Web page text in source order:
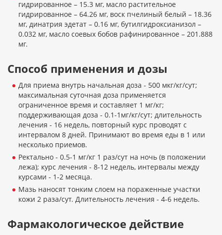
гидрированное – 15.3 мг, масло растительное
гидрированное – 64.26 мг, воск пчелиный белый – 18.36
мг, динатрия эдетат – 0.16 мг, бутилгидроксианизол –
0.032 мг, масло соевых бобов рафинированное – 201.888
мг.
Способ применения и дозы
Для приема внутрь начальная доза - 500 мкг/кг/сут;
максимальная суточная доза применяется
ограниченное время и составляет 1 мг/кг;
поддерживающая доза - 0.1-1мг/кг/сут; длительность
лечения - 16 недель, повторный курс проводят с
интервалом 8 дней. Принимают во время еды в 1 или
несколько приемов.
Ректально - 0.5-1 мг/кг 1 раз/сут на ночь (в положении
лежа); курс лечения - 8-12 недель, интервалы между
курсами - 1-2 месяца.
Мазь наносят тонким слоем на пораженные участки
кожи 2 раза/сут. Длительность лечения - 4-6 недель.
Фармакологическое действие